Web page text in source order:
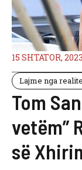
15 SHTATOR, 2023
Lajme nga
Tom
vetëm”
së